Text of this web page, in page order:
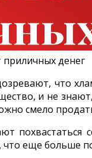
что
и не
смело
похвастаться
еще больше